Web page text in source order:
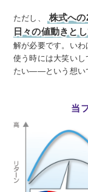
ただし、
株式への
日々の値動きと
解が必要です。い
使う時には大笑い
たい――という想い
当